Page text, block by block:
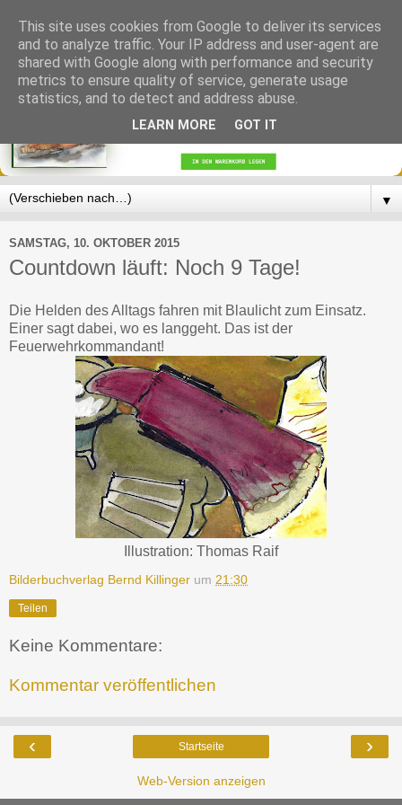
▼
SAMSTAG, 10. OKTOBER 2015
Countdown läuft: Noch 9 Tage!
Die Helden des Alltags fahren mit Blaulicht zum Einsatz.
Einer sagt dabei, wo es langgeht. Das ist der
Feuerwehrkommandant!
Illustration: Thomas Raif
Bilderbuchverlag Bernd Killinger um 21:30
Teilen
Keine Kommentare:
Kommentar veröffentlichen
‹ ›
Startseite
Web-Version anzeigen
This site uses cookies from Google to deliver its services
and to analyze traffic. Your IP address and user-agent are
shared with Google along with performance and security
metrics to ensure quality of service, generate usage
statistics, and to detect and address abuse.
LEARN MORE GOT IT